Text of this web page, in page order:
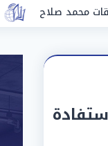
«الأرصاد» تعلن تفاصيل طقس